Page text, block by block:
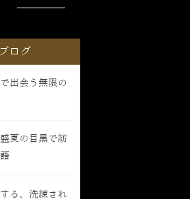
ログ
出会う無限の
夏の目黒で紡
る、洗練され